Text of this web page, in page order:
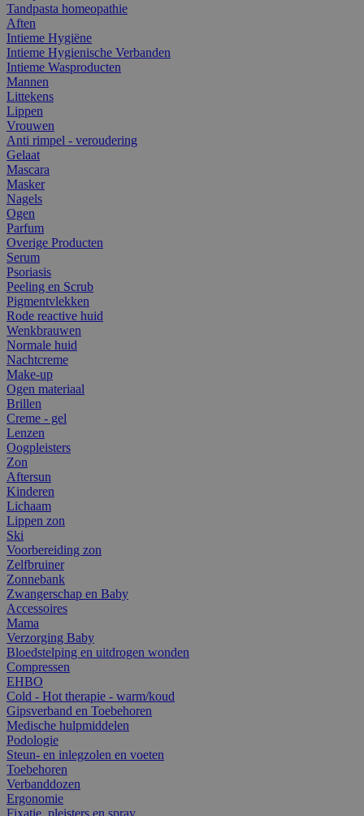
Tandpasta homeopathie
Aften
Intieme Hygiëne
Intieme Hygienische Verbanden
Intieme Wasproducten
Mannen
Littekens
Lippen
Vrouwen
Anti rimpel - veroudering
Gelaat
Mascara
Masker
Nagels
Ogen
Parfum
Overige Producten
Serum
Psoriasis
Peeling en Scrub
Pigmentvlekken
Rode reactive huid
Wenkbrauwen
Normale huid
Nachtcreme
Make-up
Ogen materiaal
Brillen
Creme - gel
Lenzen
Oogpleisters
Zon
Aftersun
Kinderen
Lichaam
Lippen zon
Ski
Voorbereiding zon
Zelfbruiner
Zonnebank
Zwangerschap en Baby
Accessoires
Mama
Verzorging Baby
Bloedstelping en uitdrogen wonden
Compressen
EHBO
Cold - Hot therapie - warm/koud
Gipsverband en Toebehoren
Medische hulpmiddelen
Podologie
Steun- en inlegzolen en voeten
Toebehoren
Verbanddozen
Ergonomie
Fixatie, pleisters en spray